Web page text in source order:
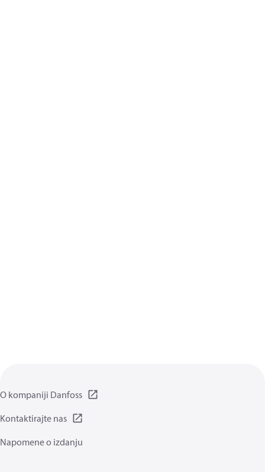
O kompaniji Danfoss
Kontaktirajte nas
Napomene o izdanju